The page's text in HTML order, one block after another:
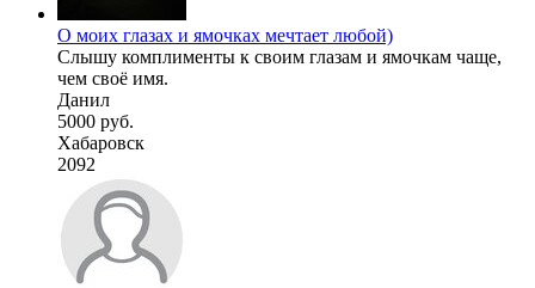
О моих глазах и ямочках мечтает любой)
Слышу комплименты к своим глазам и ямочкам чаще,
чем своё имя.
Данил
5000 руб.
Хабаровск
2092